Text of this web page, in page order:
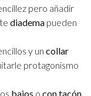
pero añadir
diadema pueden
y un collar
protagonismo
bajos o con tacón